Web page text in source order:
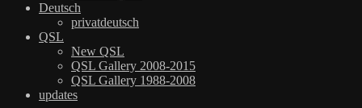
Deutsch
privatdeutsch
QSL
New QSL
QSL Gallery 2008-2015
QSL Gallery 1988-2008
updates